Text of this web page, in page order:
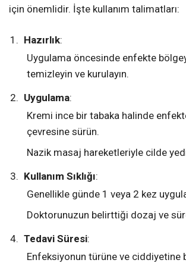
için önemlidir. İşte kullanım talimatları:
Hazırlık:
Uygulama öncesinde enfekte
temizleyin ve kurulayın.
Uygulama:
Kremi ince bir tabaka halinde
çevresine sürün.
Nazik masaj hareketleriyle cilde
Kullanım Sıklığı:
Genellikle günde 1 veya 2 kez
Doktorunuzun belirttiği dozaj ve
Tedavi Süresi:
Enfeksiyonun türüne ve ciddiyetine